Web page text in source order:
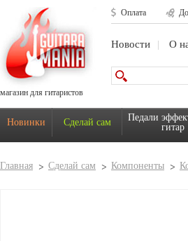
магазин для гитаристов
Оплата
Новости О
Новинки Сделай сам
Педали
гитар
Главная Сделай сам Компоненты